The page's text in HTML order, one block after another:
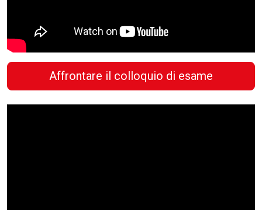
Affrontare il colloquio di esame